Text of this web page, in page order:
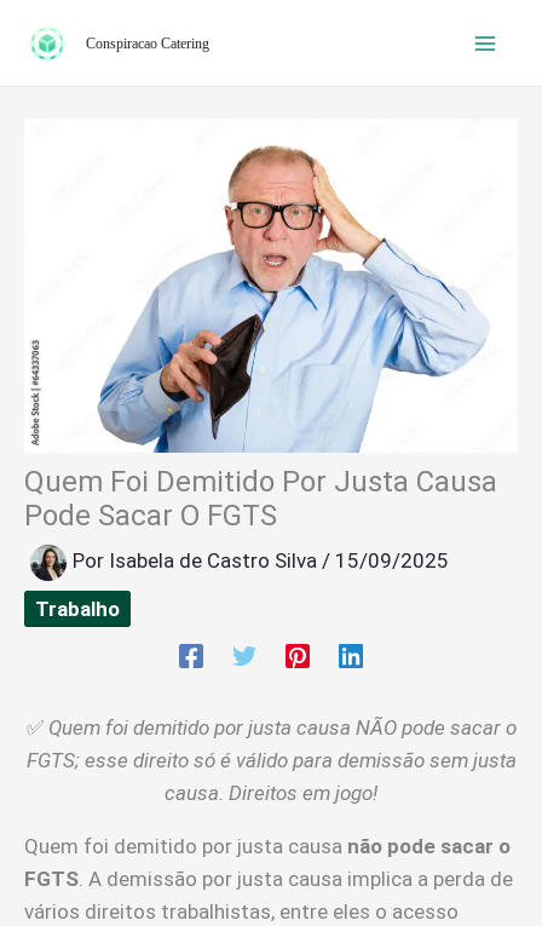
para
Conspiracao Catering
Quem Foi Demitido Por Justa Causa
Pode Sacar O FGTS
Por Isabela de Castro Silva / 15/09/2025
Trabalho
✅ Quem foi demitido por justa causa NÃO pode sacar o
FGTS; esse direito só é válido para demissão sem justa
causa. Direitos em jogo!
Quem foi demitido por justa causa não pode sacar o
FGTS. A demissão por justa causa implica a perda de
vários direitos trabalhistas, entre eles o acesso